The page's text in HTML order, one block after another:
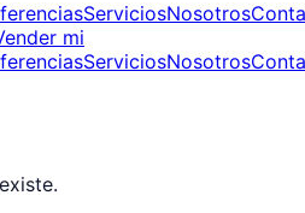
ServiciosNosotros
mi
ServiciosNosotros